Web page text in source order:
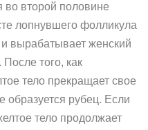
во второй половине
лопнувшего фолликула
и вырабатывает женский
того, как
тело прекращает свое
образуется рубец. Если
тело продолжает